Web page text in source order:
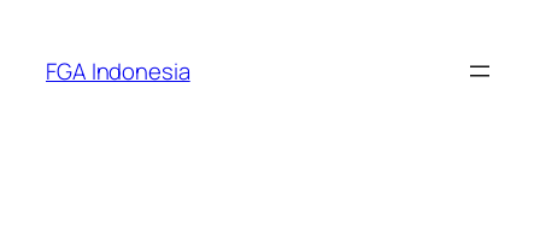
content
FGA Indonesia